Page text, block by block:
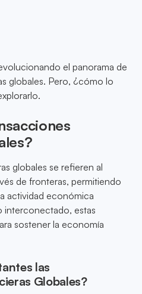
el panorama de
globales. Pero, ¿cómo lo
globales se refieren al
de fronteras, permitiendo
actividad económica
interconectado, estas
sostener la economía
las
Globales?